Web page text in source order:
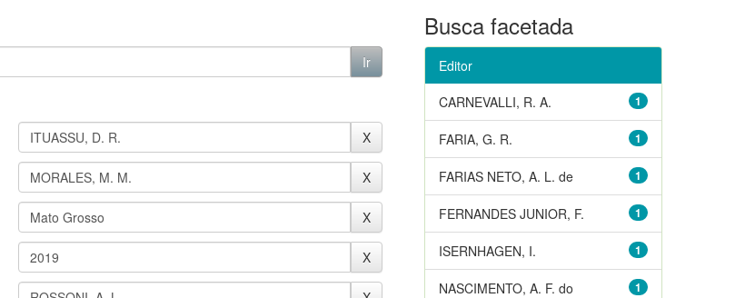
Busca facetada
Editor
1
CARNEVALLI, R. A.
1
FARIA, G. R.
1
FARIAS NETO, A. L. de
1
FERNANDES JUNIOR, F.
1
ISERNHAGEN, I.
1
NASCIMENTO, A. F. do